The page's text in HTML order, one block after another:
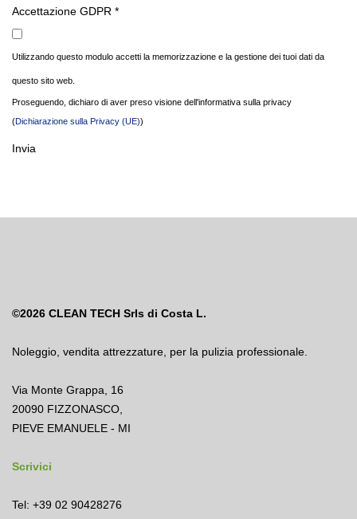
Accettazione GDPR *
Utilizzando questo modulo accetti la memorizzazione e la gestione dei tuoi dati da
questo sito web.
Proseguendo, dichiaro di aver preso visione dell'informativa sulla privacy
(Dichiarazione sulla Privacy (UE))
Invia
©2026 CLEAN TECH Srls di Costa L.
Noleggio vendita attrezzature per la pulizia professionale.
Via Monte Grappa, 16
20090 FIZZONASCO,
PIEVE EMANUELE - MI
Scrivici
Tel: +39 02 90428276